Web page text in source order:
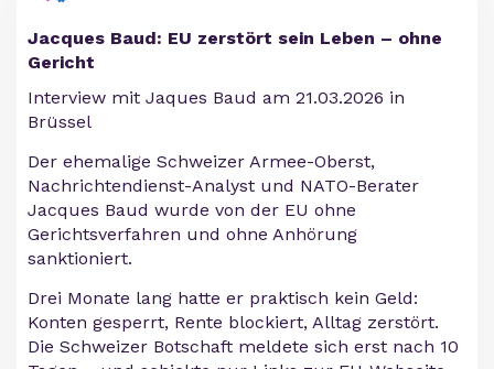
Jacques Baud: EU zerstört sein Leben – ohne
Gericht
Interview mit Jaques Baud am 21.03.2026 in
Brüssel
Der ehemalige Schweizer Armee-Oberst,
Nachrichtendienst-Analyst und NATO-Berater
Jacques Baud wurde von der EU ohne
Gerichtsverfahren und ohne Anhörung
sanktioniert.
Drei Monate lang hatte er praktisch kein Geld:
Konten gesperrt, Rente blockiert, Alltag zerstört.
Die Schweizer Botschaft meldete sich erst nach 10